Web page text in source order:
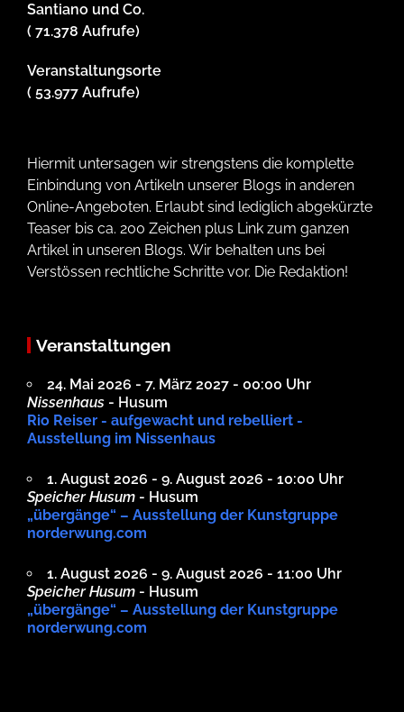
Santiano und Co.
( 71.378 Aufrufe)
Veranstaltungsorte
( 53.977 Aufrufe)
Hiermit untersagen wir strengstens die komplette
Einbindung von Artikeln unserer Blogs in anderen
Online-Angeboten. Erlaubt sind lediglich abgekürzte
Teaser bis ca. 200 Zeichen plus Link zum ganzen
Artikel in unseren Blogs. Wir behalten uns bei
Verstössen rechtliche Schritte vor. Die Redaktion!
Veranstaltungen
24. Mai 2026 - 7. März 2027 - 00:00 Uhr
Nissenhaus - Husum
Rio Reiser - aufgewacht und rebelliert -
Ausstellung im Nissenhaus
1. August 2026 - 9. August 2026 - 10:00 Uhr
Speicher Husum - Husum
„übergänge“ – Ausstellung der Kunstgruppe
norderwung.com
1. August 2026 - 9. August 2026 - 11:00 Uhr
Speicher Husum - Husum
„übergänge“ – Ausstellung der Kunstgruppe
norderwung.com